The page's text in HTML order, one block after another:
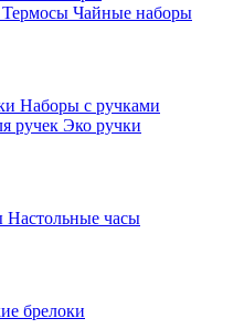
Термосы Чайные наборы
Наборы с ручками
ручек Эко ручки
Настольные часы
брелоки